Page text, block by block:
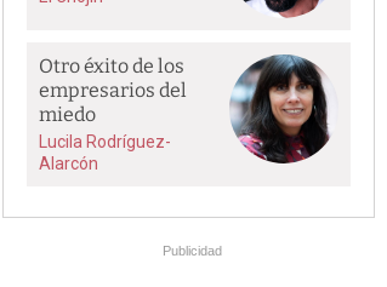
Otro éxito de los
empresarios del
miedo
Lucila Rodríguez-
Alarcón
Publicidad